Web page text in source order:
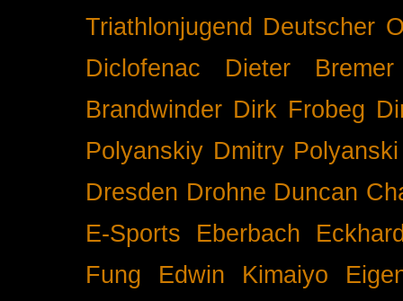
Triathlonjugend Deutscher
Diclofenac
Dieter Bremer
Brandwinder Dirk Frobeg
Polyanskiy Dmitry Polyanski
Dresden Drohne Duncan
E-Sports
Eberbach
Fung
Edwin Kimaiyo